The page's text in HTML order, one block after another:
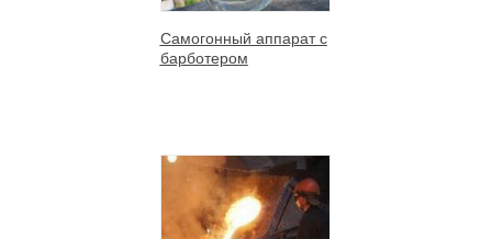
Самогонный аппарат с
барботером